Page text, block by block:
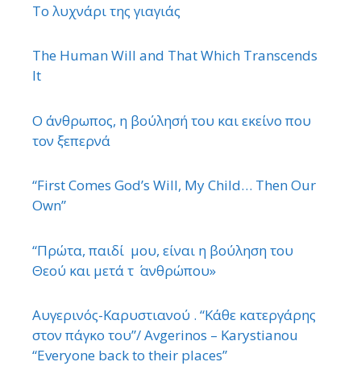
Το λυχνάρι της γιαγιάς
The Human Will and That Which Transcends
It
Ο άνθρωπος, η βούλησή του και εκείνο που
τον ξεπερνά
“First Comes God’s Will, My Child… Then Our
Own”
“Πρώτα, παιδί μου, είναι η βούληση του
Θεού και μετά τ ΄ ανθρώπου»
Αυγερινός-Καρυστιανού . “Κάθε κατεργάρης
στον πάγκο του”/ Avgerinos – Karystianou
“Εveryone back to their places”